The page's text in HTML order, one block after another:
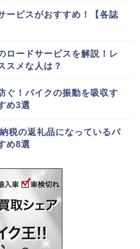
ービスがおすすめ！【各誌
ロードサービスを解説！レ
スメな人は？
ぐ！バイクの振動を吸収す
め3選
税の返礼品になっているバ
め8選